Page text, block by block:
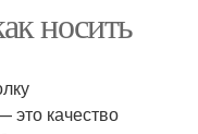
носить
качество